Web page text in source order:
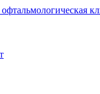
офтальмологическая